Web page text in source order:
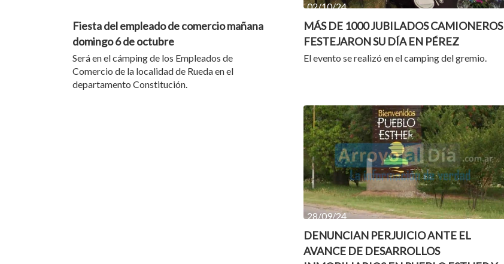
Fiesta del empleado de comercio mañana
domingo 6 de octubre
Será en el cámping de los Empleados de
Comercio de la localidad de Rueda en el
departamento Constitución.
02/10/24
MÁS DE 1000 JUBILADOS CAMIONEROS
FESTEJARON SU DÍA EN PÉREZ
El evento se realizó en el camping del gremio.
28/09/24
DENUNCIAN PERJUICIO ANTE EL
AVANCE DE DESARROLLOS